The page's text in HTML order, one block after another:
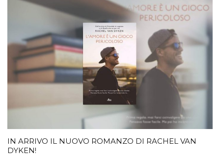
IN ARRIVO IL NUOVO ROMANZO DI RACHEL VAN
DYKEN!